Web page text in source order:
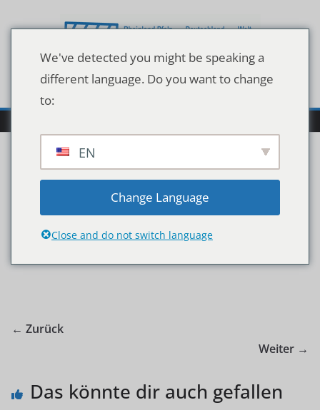
Inhalt
ALTENPFLEGE_2020_Log
o_Datum_DE_CMYK
← Zurück
Weiter →
Das könnte dir auch gefallen
We've detected you might be speaking a
different language. Do you want to change
to:
EN
Change Language
Close and do not switch language